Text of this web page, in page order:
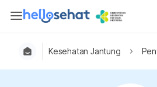
Kesehatan Jantung